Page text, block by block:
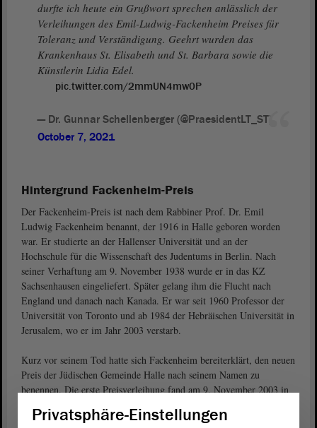
durfte ich heute ein Grußwort sprechen anlässlich der
Verleihungen des Emil-Ludwig-Fackenheim Preises für
Toleranz und Verständigung. Geehrt wurden das
Krankenhaus St. Elisabeth und St. Barbara sowie die
Künstlerin Lidia Edel.
pic.twitter.com/2mmUN4mw0P
— Dr. Gunnar Schellenberger (@PraesidentLT_ST)
October 7, 2021
Hintergrund Fackenheim-Preis
Der Fackenheim-Preis ist nach dem Rabbiner Prof. Dr. Emil
Ludwig Fackenheim benannt, der 1916 in Halle geboren worden
war. Er studierte an der Hallenser Universität und an der
Hochschule für die Wissenschaft des Judentums in Berlin. Nach
seiner Verhaftung am 9. November 1938 wurde er in das KZ
Sachsenhausen eingeliefert. Später gelang ihm die Flucht nach
England und danach nach Kanada. Er war seit 1960 Professor der
Universität von Toronto und ab 1984 der Hebräischen Universität in
Jerusalem, wo er im Jahr 2003 verstarb.
Kurz vor seinem Tod hatte sich Fackenheim bereiterklärt, den neuen
Preis der Jüdischen Gemeinde Halle nach seinem Namen zu
benennen. Die erste Preisverleihung fand am 9. November 2003 in
dessen Tochter statt. Dr. Gerhard Begrich erhielt ihn für seine
Privatsphäre-Einstellungen